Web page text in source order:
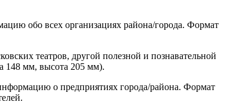
обо всех организациях района/города. Формат
театров, другой полезной и познавательной
148 мм, высота 205 мм).
о предприятиях города/района. Формат